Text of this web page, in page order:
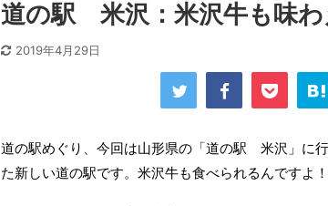
道の駅 米沢：米沢牛も味わ
2019年4月29日
道の駅めぐり、今回は山形県の「道の駅 米沢」に
た新しい道の駅です。米沢牛も食べられるんですよ！